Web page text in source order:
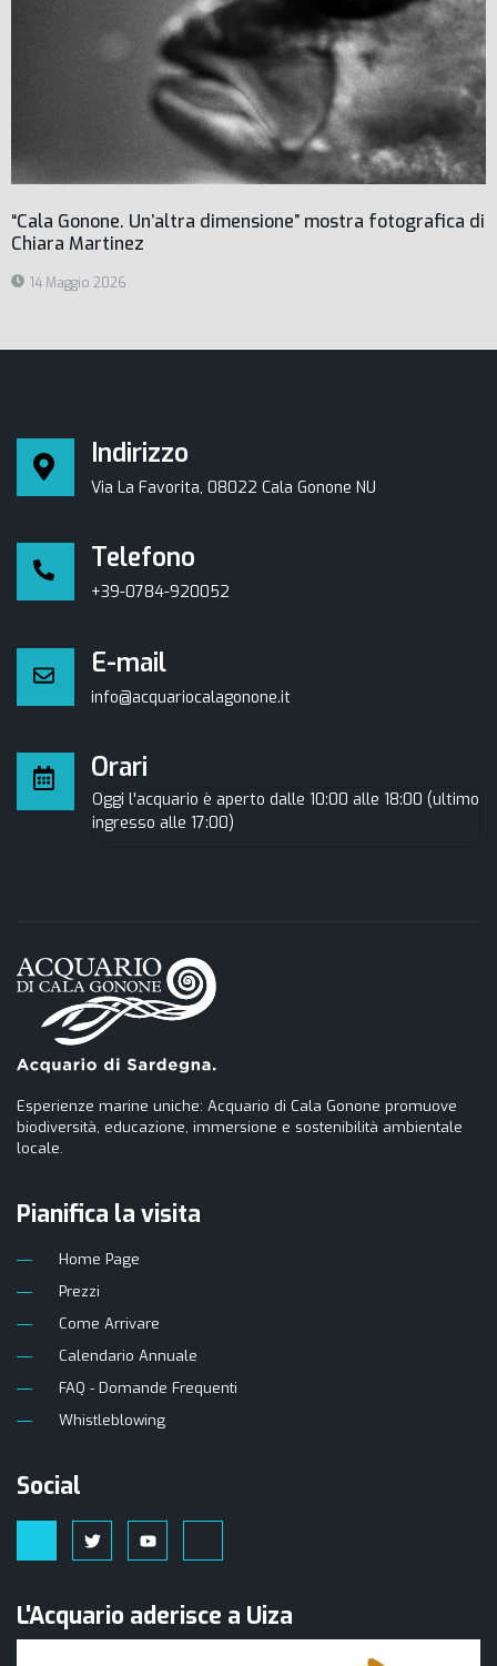
“Cala Gonone. Un’altra dimensione” mostra fotografica di
Chiara Martinez
14 Maggio 2026
Indirizzo
Via La Favorita, 08022 Cala Gonone NU
Telefono
+39-0784-920052
E-mail
info@acquariocalagonone.it
Orari
Oggi l'acquario è aperto dalle 10:00 alle 18:00 (ultimo
ingresso alle 17:00)
Esperienze marine uniche: Acquario di Cala Gonone promuove
biodiversità, educazione, immersione e sostenibilità ambientale
locale.
Pianifica la visita
Home Page
Prezzi
Come Arrivare
Calendario Annuale
FAQ - Domande Frequenti
Whistleblowing
Social
L'Acquario aderisce a Uiza